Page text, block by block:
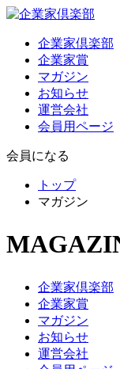
企業家倶楽部
企業家賞
マガジン
お知らせ
運営会社
会員用ページ
会員になる
トップ
マガジン
企業家倶楽部
企業家賞
マガジン
お知らせ
運営会社